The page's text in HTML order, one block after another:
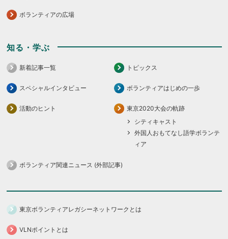
ボランティアの広場
知る・学ぶ
新着記事一覧 トピックス
スペシャルインタビュー ボランティアはじめの一歩
活動のヒント
東京2020大会の軌跡
シティキャスト
外国人おもてなし語学ボランテ
ィア
ボランティア関連ニュース (外部記事)
東京ボランティアレガシーネットワークとは
VLNポイントとは